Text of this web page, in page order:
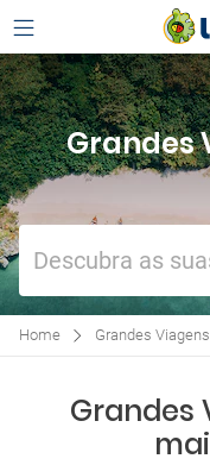
Grandes
Descubra as
Home Grandes Viagens
Grandes